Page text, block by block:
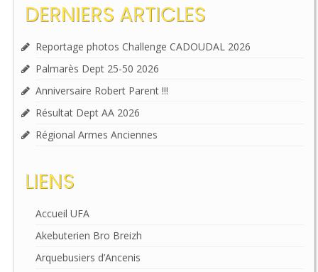
DERNIERS ARTICLES
Reportage photos Challenge CADOUDAL 2026
Palmarès Dept 25-50 2026
Anniversaire Robert Parent !!!
Résultat Dept AA 2026
Régional Armes Anciennes
LIENS
Accueil UFA
Akebuterien Bro Breizh
Arquebusiers d’Ancenis